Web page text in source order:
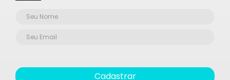
Cadastrar